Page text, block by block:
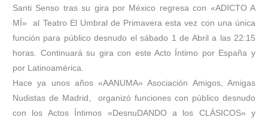
Santi Senso tras su gira por México regresa con «ADICTO A
MÍ» al Teatro El Umbral de Primavera esta vez con una única
función para público desnudo el sábado 1 de Abril a las 22:15
horas. Continuará su gira con este Acto Íntimo por España y
por Latinoamérica.
Hace ya unos años «AANUMA» Asociación Amigos, Amigas
Nudistas de Madrid, organizó funciones con público desnudo
con los Actos Íntimos «DesnuDANDO a los CLÁSICOS» y